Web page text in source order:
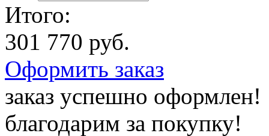
Итого:
301 770 руб.
Оформить заказ
заказ успешно оформлен!
благодарим за покупку!